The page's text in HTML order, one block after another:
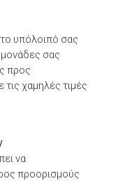
υπόλοιπό σας
σας
προς
χαμηλές τιμές
να
προορισμούς